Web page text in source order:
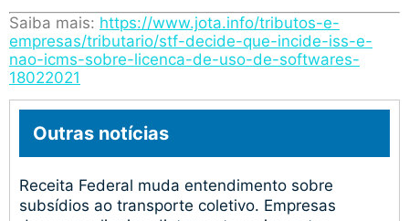
Saiba mais: https://www.jota.info/tributos-e-
empresas/tributario/stf-decide-que-incide-iss-e-
nao-icms-sobre-licenca-de-uso-de-softwares-
18022021
Outras notícias
Receita Federal muda entendimento sobre
subsídios ao transporte coletivo. Empresas